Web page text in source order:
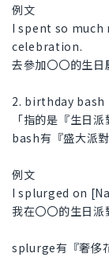
例文
I spent so
celebration.
去參加〇〇的生日
2. birthday bash
「指的是『生日
bash有『盛大派對
例文
I splurged on
我在〇〇的生日派
splurge有『奢侈